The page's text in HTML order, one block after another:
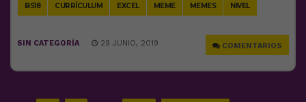
BS18 CURRÍCULUM EXCEL MEME MEMES NIVEL
COMENTARIOS
SIN CATEGORÍA 29 JUNIO, 2019